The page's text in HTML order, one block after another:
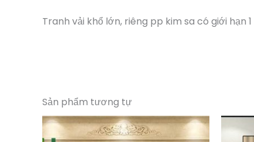
Tranh vải khổ lớn, riêng pp kim sa có giới hạn
Sản phẩm tương tự